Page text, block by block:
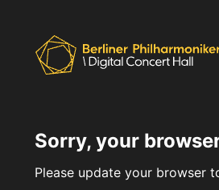
Sorry, your
Please update your browser